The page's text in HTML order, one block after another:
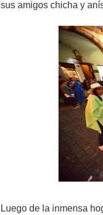
sus amigos chicha y
Luego de la inmensa